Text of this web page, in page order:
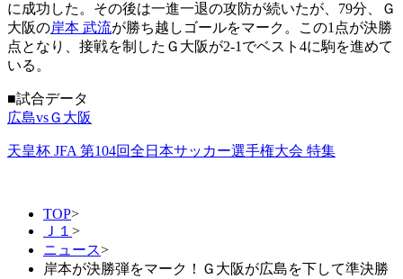
に成功した。その後は一進一退の攻防が続いたが、79分、Ｇ
大阪の岸本 武流が勝ち越しゴールをマーク。この1点が決勝
点となり、接戦を制したＧ大阪が2-1でベスト4に駒を進めて
いる。
■試合データ
広島vsＧ大阪
天皇杯 JFA 第104回全日本サッカー選手権大会 特集
TOP>
Ｊ１ >
ニュース>
岸本が決勝弾をマーク！Ｇ大阪が広島を下して準決勝